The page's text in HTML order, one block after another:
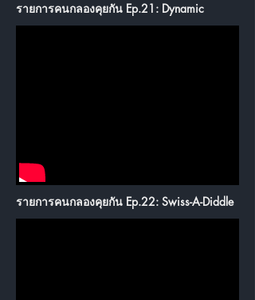
รายการคนกลองคุยกัน Ep.21: Dynamic
รายการคนกลองคุยกัน Ep.22: Swiss-A-Diddle